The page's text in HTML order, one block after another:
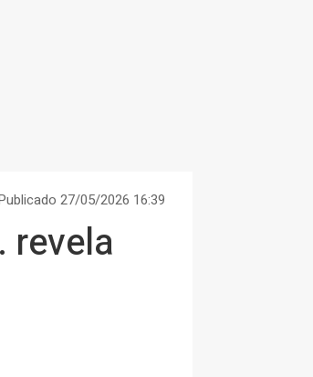
27/05/2026 16:39
revela